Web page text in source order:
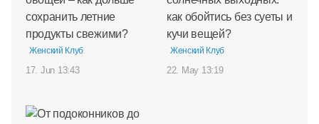
сохранить летние
продукты свежими?
Женский Клуб
17. Jun 13:43
как обойтись без суеты и
кучи вещей?
Женский Клуб
22. May 13:19